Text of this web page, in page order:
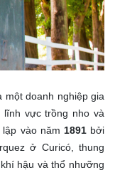
một doanh nghiệp gia
vực trồng nho và
vào năm 1891bởi
ở Curicó, thung
hậu và thổ nhưỡng